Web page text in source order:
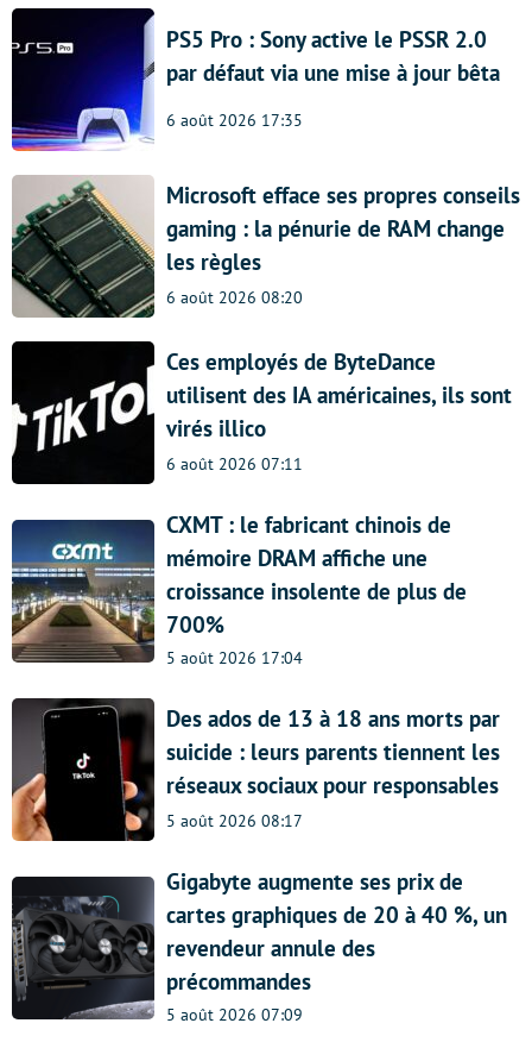
PS5 Pro : Sony active le PSSR 2.0
par défaut via une mise à jour bêta
6 août 2026 17:35
Microsoft efface ses propres conseils
gaming : la pénurie de RAM change
les règles
6 août 2026 08:20
Ces employés de ByteDance
utilisent des IA américaines, ils sont
virés illico
6 août 2026 07:11
CXMT : le fabricant chinois de
mémoire DRAM affiche une
croissance insolente de plus de
700%
5 août 2026 17:04
Des ados de 13 à 18 ans morts par
suicide : leurs parents tiennent les
réseaux sociaux pour responsables
5 août 2026 08:17
Gigabyte augmente ses prix de
cartes graphiques de 20 à 40 %, un
revendeur annule des
précommandes
5 août 2026 07:09